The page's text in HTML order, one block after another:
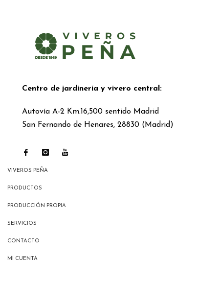
Centro de jardinería y vivero central:
Autovía A-2 Km.16,500 sentido Madrid
San Fernando de Henares, 28830 (Madrid)
VIVEROS PEÑA
PRODUCTOS
PRODUCCIÓN PROPIA
SERVICIOS
CONTACTO
MI CUENTA